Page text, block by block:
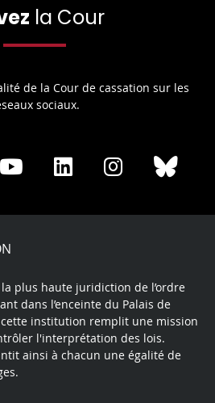
la Cour
de la Cour de cassation sur les
sociaux.
Share
Youtube
Share
LinkedIn
Share
Instagram
plus haute juridiction de l’ordre
dans l’enceinte du Palais de
institution remplit une mission
l'interprétation des lois.
ainsi à chacun une égalité de